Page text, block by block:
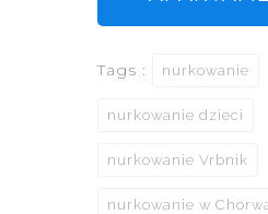
Tags : nurkowanie
nurkowanie dzieci
nurkowanie Vrbnik
nurkowanie w